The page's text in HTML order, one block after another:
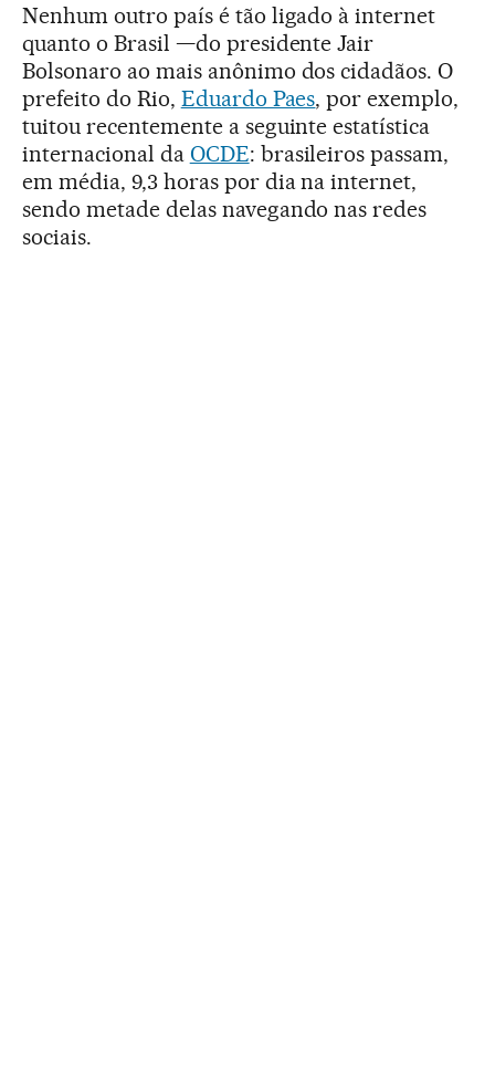
Nenhum outro país é tão ligado à internet
quanto o Brasil —do presidente Jair
Bolsonaro ao mais anônimo dos cidadãos. O
prefeito do Rio, Eduardo Paes, por exemplo,
tuitou recentemente a seguinte estatística
internacional da OCDE: brasileiros passam,
em média, 9,3 horas por dia na internet,
sendo metade delas navegando nas redes
sociais.